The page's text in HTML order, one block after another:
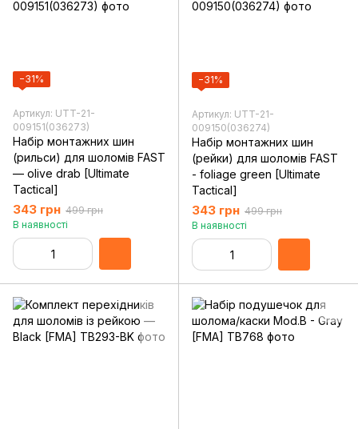
−31%
Артикул: UTT-21-
009151(036273)
Набір монтажних шин
(рильси) для шоломів FAST
— olive drab [Ultimate
Tactical]
343 грн 499 грн
В наявності
−31%
Артикул: UTT-21-
009150(036274)
Набір монтажних шин
(рейки) для шоломів FAST
- foliage green [Ultimate
Tactical]
343 грн 499 грн
В наявності